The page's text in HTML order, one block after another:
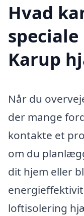
Hvad
Karup
Når du
der mange
kontakte et
om du
dit hjem eller
loftisolering